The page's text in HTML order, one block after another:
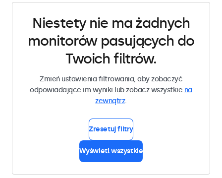
Niestety nie ma żadnych
monitorów pasujących do
Twoich filtrów.
Zmień ustawienia filtrowania, aby zobaczyć
odpowiadające im wyniki lub zobacz wszystkie na
zewnątrz.
Zresetuj filtry
Wyświetl wszystkie